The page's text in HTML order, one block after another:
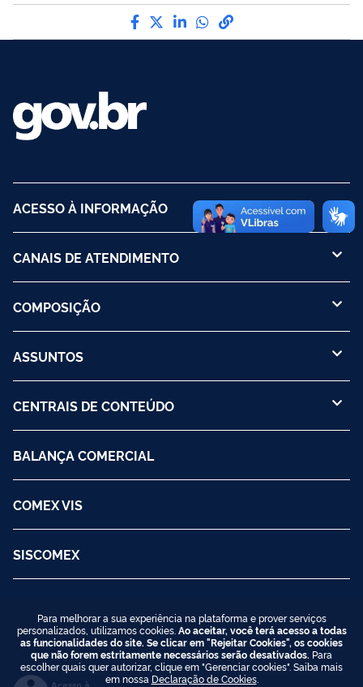
Compartilhe por Facebook
Compartilhe por Twitter
Compartilhe por
Compartilhe por
link para Copiar
ACESSO À INFORMAÇÃO
CANAIS DE ATENDIMENTO
COMPOSIÇÃO
ASSUNTOS
CENTRAIS DE CONTEÚDO
BALANÇA COMERCIAL
COMEX VIS
SISCOMEX
Para melhorar a sua experiência na plataforma e prover serviços
personalizados, utilizamos cookies. Ao aceitar, você terá acesso a todas
as funcionalidades do site. Se clicar em "Rejeitar Cookies", os cookies
que não forem estritamente necessários serão desativados. Para
escolher quais quer autorizar, clique em "Gerenciar cookies". Saiba mais
em nossa Declaração de Cookies.